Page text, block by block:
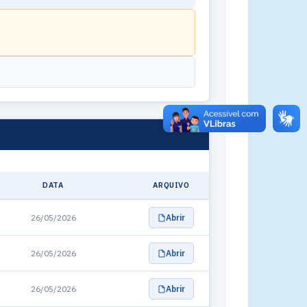
DATA ARQUIVO
26/05/2026 Abrir
26/05/2026 Abrir
26/05/2026 Abrir